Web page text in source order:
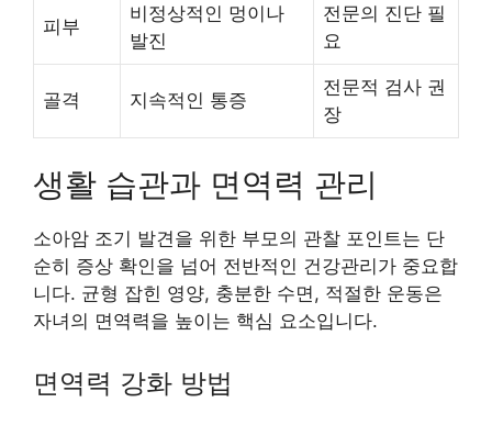
피부
비정상적인 멍이나
발진
전문의 진단 필
요
골격 지속적인 통증
전문적 검사 권
장
생활 습관과 면역력 관리
소아암 조기 발견을 위한 부모의 관찰 포인트는 단
순히 증상 확인을 넘어 전반적인 건강관리가 중요합
니다. 균형 잡힌 영양, 충분한 수면, 적절한 운동은
자녀의 면역력을 높이는 핵심 요소입니다.
면역력 강화 방법